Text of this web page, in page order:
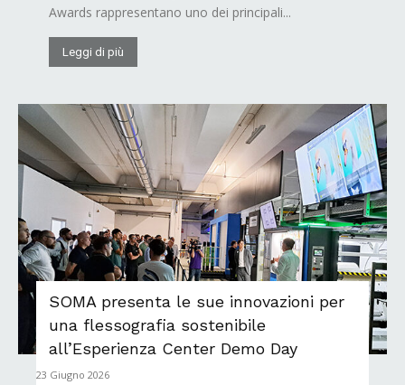
Awards rappresentano uno dei principali...
Leggi di più
SOMA presenta le sue innovazioni per
una flessografia sostenibile
all’Esperienza Center Demo Day
23 Giugno 2026